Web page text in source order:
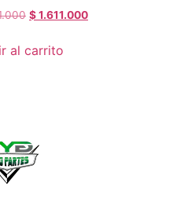
$1.611.000
al carrito